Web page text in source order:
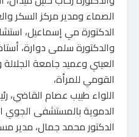
الصماء ومدير مركز السكر
الدكتورة مي إسماعيل،
والدكتورة سلمى دوارة،
العيني وعميد جامعة
القومي للمرأة،
اللواء طبيب عصام القاضي،
الدموية بالمستشفى الجوي
الدكتور محمد جمال، مدير